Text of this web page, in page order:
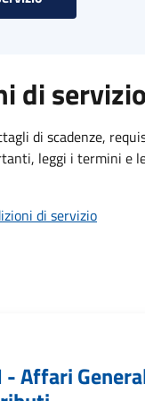
di servizio
di scadenze,
leggi i termini e
di servizio
- Affari